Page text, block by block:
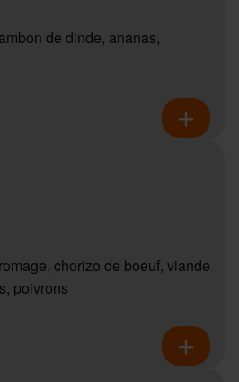
de dinde, ananas,
chorizo de boeuf, viande
poivrons